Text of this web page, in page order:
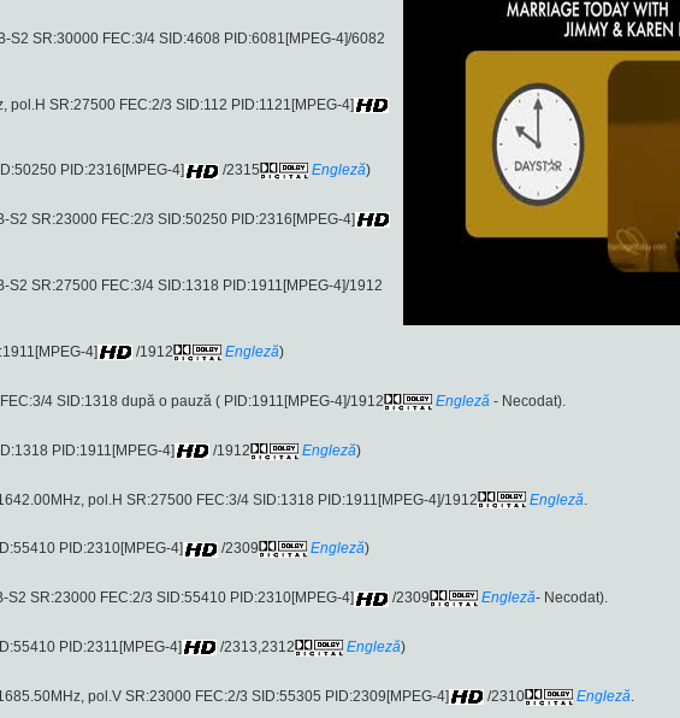
S2 SR:30000 FEC:3/4 SID:4608 PID:6081[MPEG-4]/6082
pol.H SR:27500 FEC:2/3 SID:112 PID:1121[MPEG-4]
PID:2316[MPEG-4] /2315 Engleză)
S2 SR:23000 FEC:2/3 SID:50250 PID:2316[MPEG-4]
S2 SR:27500 FEC:3/4 SID:1318 PID:1911[MPEG-4]/1912
4] /1912 Engleză)
4 SID:1318 după o pauză ( PID:1911[MPEG-4]/1912 Engleză - Necodat).
PID:1911[MPEG-4] /1912 Engleză)
pol.H SR:27500 FEC:3/4 SID:1318 PID:1911[MPEG-4]/1912 Engleză
PID:2310[MPEG-4] /2309 Engleză)
S2 SR:23000 FEC:2/3 SID:55410 PID:2310[MPEG-4] /2309 Engleză- Necodat).
PID:2311[MPEG-4] /2313,2312 Engleză)
pol.V SR:23000 FEC:2/3 SID:55305 PID:2309[MPEG-4] /2310 Engleză.